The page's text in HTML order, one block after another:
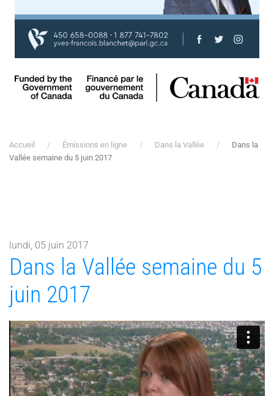
Accueil Émissions en ligne Dans la Vallée
Dans la
Vallée semaine du 5 juin 2017
lundi, 05 juin 2017
Dans la Vallée semaine du 5
juin 2017